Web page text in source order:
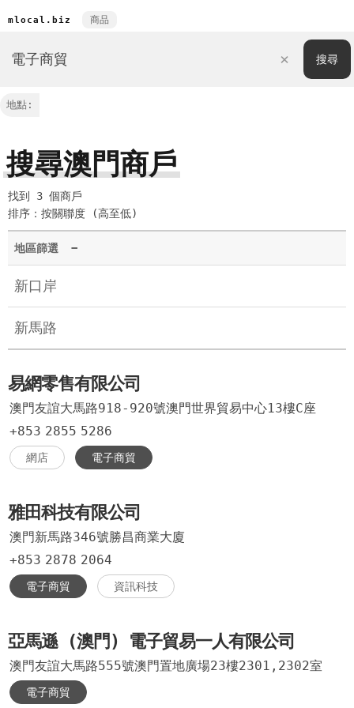
mlocal.biz 商品
地點:
搜尋澳門商戶
找到 3 個商戶
排序：按關聯度 (高至低)
地區篩選 −
新口岸
新馬路
易網零售有限公司
澳門友誼大馬路918-920號澳門世界貿易中心13樓C座
+853 2855 5286
網店 電子商貿
雅田科技有限公司
澳門新馬路346號勝昌商業大廈
+853 2878 2064
電子商貿 資訊科技
亞馬遜 (澳門) 電子貿易一人有限公司
澳門友誼大馬路555號澳門置地廣場23樓2301,2302室
電子商貿